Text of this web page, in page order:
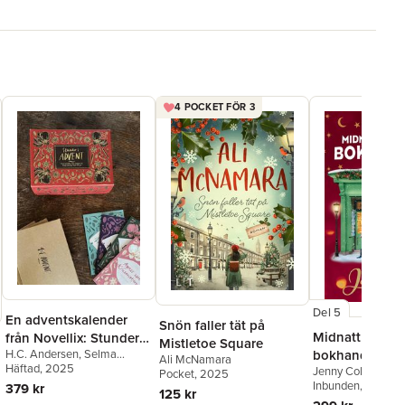
En adventskalender
från Novellix: Stunder i
advent 2025
H.C. Andersen,Selma
Lagerlöf,Zacharias Topelius
Agnes von Krusenstjerna
Häftad, 2025
379 kr
4 POCKET FÖR 3
Snön faller tät på
Mistletoe Square
Ali McNamara
Pocket, 2025
125 kr
Del 5
Midnatt i den
bokhandeln
Jenny Colgan
Inbunden, 2025